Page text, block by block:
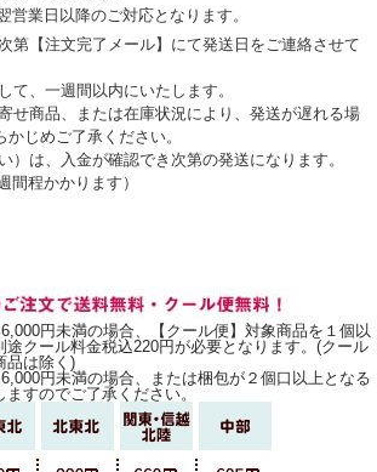
業日以降のご対応となります。
第【注文完了メール】にて発送日をご連絡させて
て、一週間以内にいたします。
せ商品、または在庫状況により、発送が遅れる場
じめご了承ください。
）は、入金が確認でき次第の発送になります。
間程かかります）
円未満の場合、【クール便】対象商品を１個以
途クール料金税込220円が必要となります。(クール
品は除く)
円未満の場合、または梱包が２個口以上となる
すのでご了承ください。